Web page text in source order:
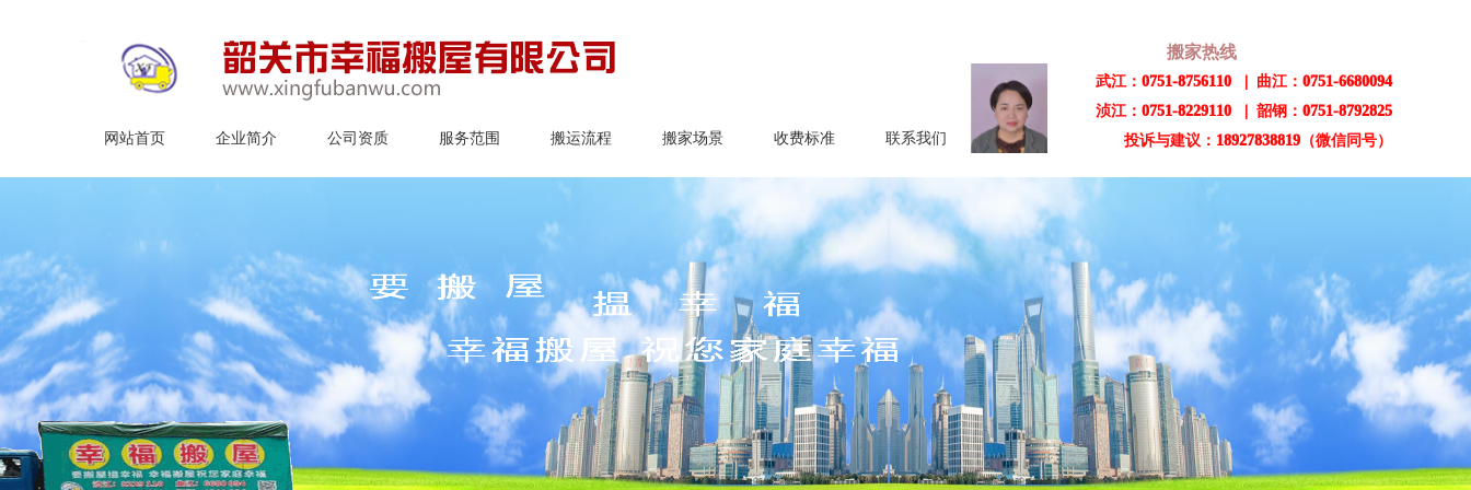
网站首页 企业简介 公司资质 服务范围 搬运流程 搬家场景 收费标准 联系我们
搬家热线
武江：0751-8756110 | 曲江：0751-6680094
浈江：0751-8229110 | 韶钢：0751-8792825
投诉与建议：18927838819（微信同号）